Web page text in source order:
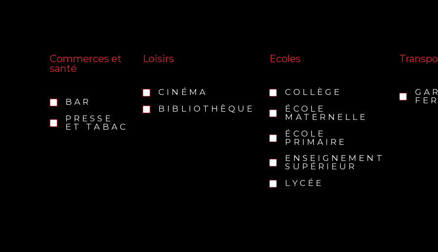
Commerces et
santé
BAR
PRESSE
ET TABAC
Loisirs
CINÉMA
BIBLIOTHÈQUE
Ecoles
COLLÈGE
ÉCOLE
MATERNELLE
ÉCOLE
PRIMAIRE
ENSEIGNEMENT
SUPÉRIEUR
LYCÉE